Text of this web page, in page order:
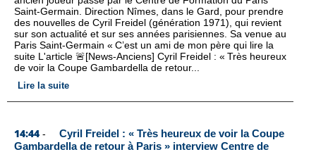
Saint-Germain. Direction Nîmes, dans le Gard, pour prendre
des nouvelles de Cyril Freidel (génération 1971), qui revient
sur son actualité et sur ses années parisiennes. Sa venue au
Paris Saint-Germain « C’est un ami de mon père qui lire la
suite L'article 🚨[News-Anciens] Cyril Freidel : « Très heureux
de voir la Coupe Gambardella de retour...
Lire la suite
14:44 -
Cyril Freidel : « Très heureux de voir la Coupe
Gambardella de retour à Paris » interview Centre de